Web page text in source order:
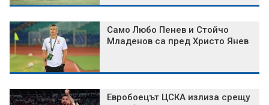
Само Любо Пенев и Стойчо
Младенов са пред Христо Янев
Евробоецът ЦСКА излиза срещу